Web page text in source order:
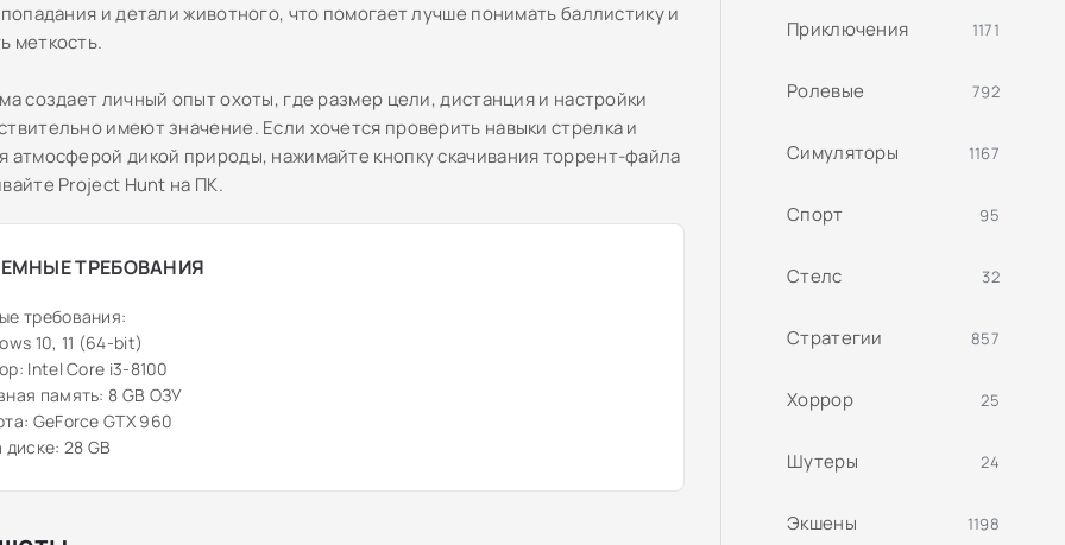
и детали животного, что помогает лучше понимать баллистику и
меткость.
создает личный опыт охоты, где размер цели, дистанция и настройки
имеют значение. Если хочется проверить навыки стрелка и
атмосферой дикой природы, нажимайте кнопку скачивания торрент-файла
Project Hunt на ПК.
ТРЕБОВАНИЯ
требования:
10, 11 (64-bit)
Intel Core i3-8100
память: 8 GB ОЗУ
GeForce GTX 960
28 GB
Приключения 1171
Ролевые 792
Симуляторы 1167
Спорт 95
Стелс 32
Стратегии 857
Хоррор 25
Шутеры 24
Экшены 1198